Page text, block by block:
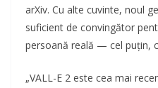
arXiv. Cu alte cuvinte, noul
suficient de convingător
persoană reală — cel puțin,
„VALL-E 2 este cea mai